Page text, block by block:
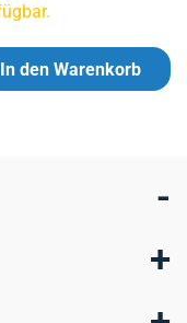
In den Warenkorb
-
+